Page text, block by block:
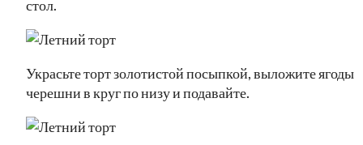
стол.
Украсьте торт золотистой посыпкой, выложите ягоды
черешни в круг по низу и подавайте.